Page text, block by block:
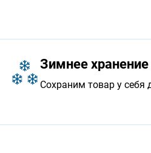
Зимнее хранение
Сохраним товар у себя